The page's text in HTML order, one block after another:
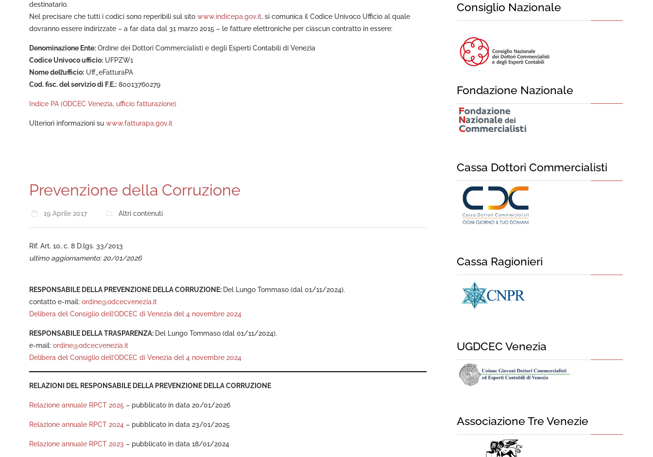
destinatario.
Nel precisare che tutti i codici sono reperibili sul sito www.indicepa.gov.it, si comunica il Codice Univoco Ufficio al quale
dovranno essere indirizzate – a far data dal 31 marzo 2015 – le fatture elettroniche per ciascun contratto in essere:
Denominazione Ente:Ordine dei Dottori Commercialisti e degli Esperti Contabili di Venezia
Codice Univoco ufficio:UFPZW1
Nome dell’ufficio:Uff_eFatturaPA
Cod. fisc. del servizio di F.E.:80013760279
Indice PA (ODCEC Venezia, ufficio fatturazione)
Ulteriori informazioni su www.fatturapa.gov.it
Prevenzione della Corruzione
19 Aprile 2017 Altri contenuti
Rif. Art. 10, c. 8 D.lgs. 33/2013
ultimo aggiornamento: 20/01/2026
RESPONSABILE DELLA PREVENZIONE DELLA CORRUZIONE: Del Lungo Tommaso (dal 01/11/2024).
contatto e-mail: ordine@odcecvenezia.it
Delibera del Consiglio dell’ODCEC di Venezia del 4 novembre 2024
RESPONSABILE DELLA TRASPARENZA: Del Lungo Tommaso (dal 01/11/2024).
e-mail: ordine@odcecvenezia.it
Delibera del Consiglio dell’ODCEC di Venezia del 4 novembre 2024
RELAZIONI DEL RESPONSABILE DELLA PREVENZIONE DELLA CORRUZIONE
Relazione annuale RPCT 2025 – pubblicato in data 20/01/2026
Relazione annuale RPCT 2024 – pubblicato in data 23/01/2025
Relazione annuale RPCT 2023 – pubblicato in data 18/01/2024
Consiglio Nazionale
Fondazione Nazionale
Cassa Dottori Commercialisti
Cassa Ragionieri
UGDCEC Venezia
Associazione Tre Venezie